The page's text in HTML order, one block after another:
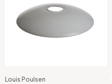
Louis Poulsen